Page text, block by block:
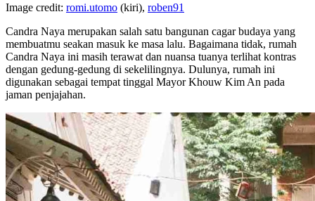
Image credit: romi.utomo (kiri), roben91
Candra Naya merupakan salah satu bangunan cagar budaya yang
membuatmu seakan masuk ke masa lalu. Bagaimana tidak, rumah
Candra Naya ini masih terawat dan nuansa tuanya terlihat kontras
dengan gedung-gedung di sekelilingnya. Dulunya, rumah ini
digunakan sebagai tempat tinggal Mayor Khouw Kim An pada
jaman penjajahan.